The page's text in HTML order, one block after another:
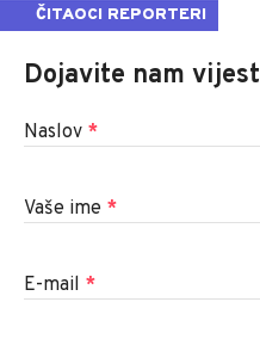
ČITAOCI REPORTERI
Dojavite nam vijest
Naslov *
Vaše ime *
E-mail *